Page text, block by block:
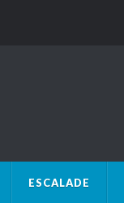
ESCALADE